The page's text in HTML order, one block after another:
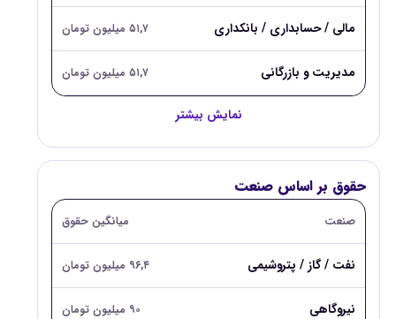
مالی / حسابداری / بانکداری ۵۱,۷ میلیون تومان
مدیریت و بازرگانی ۵۱,۷ میلیون تومان
نمایش بیشتر
حقوق بر اساس صنعت
صنعت میانگین حقوق
نفت / گاز / پتروشیمی ۹۶,۴ میلیون تومان
نیروگاهی ۹۰ میلیون تومان